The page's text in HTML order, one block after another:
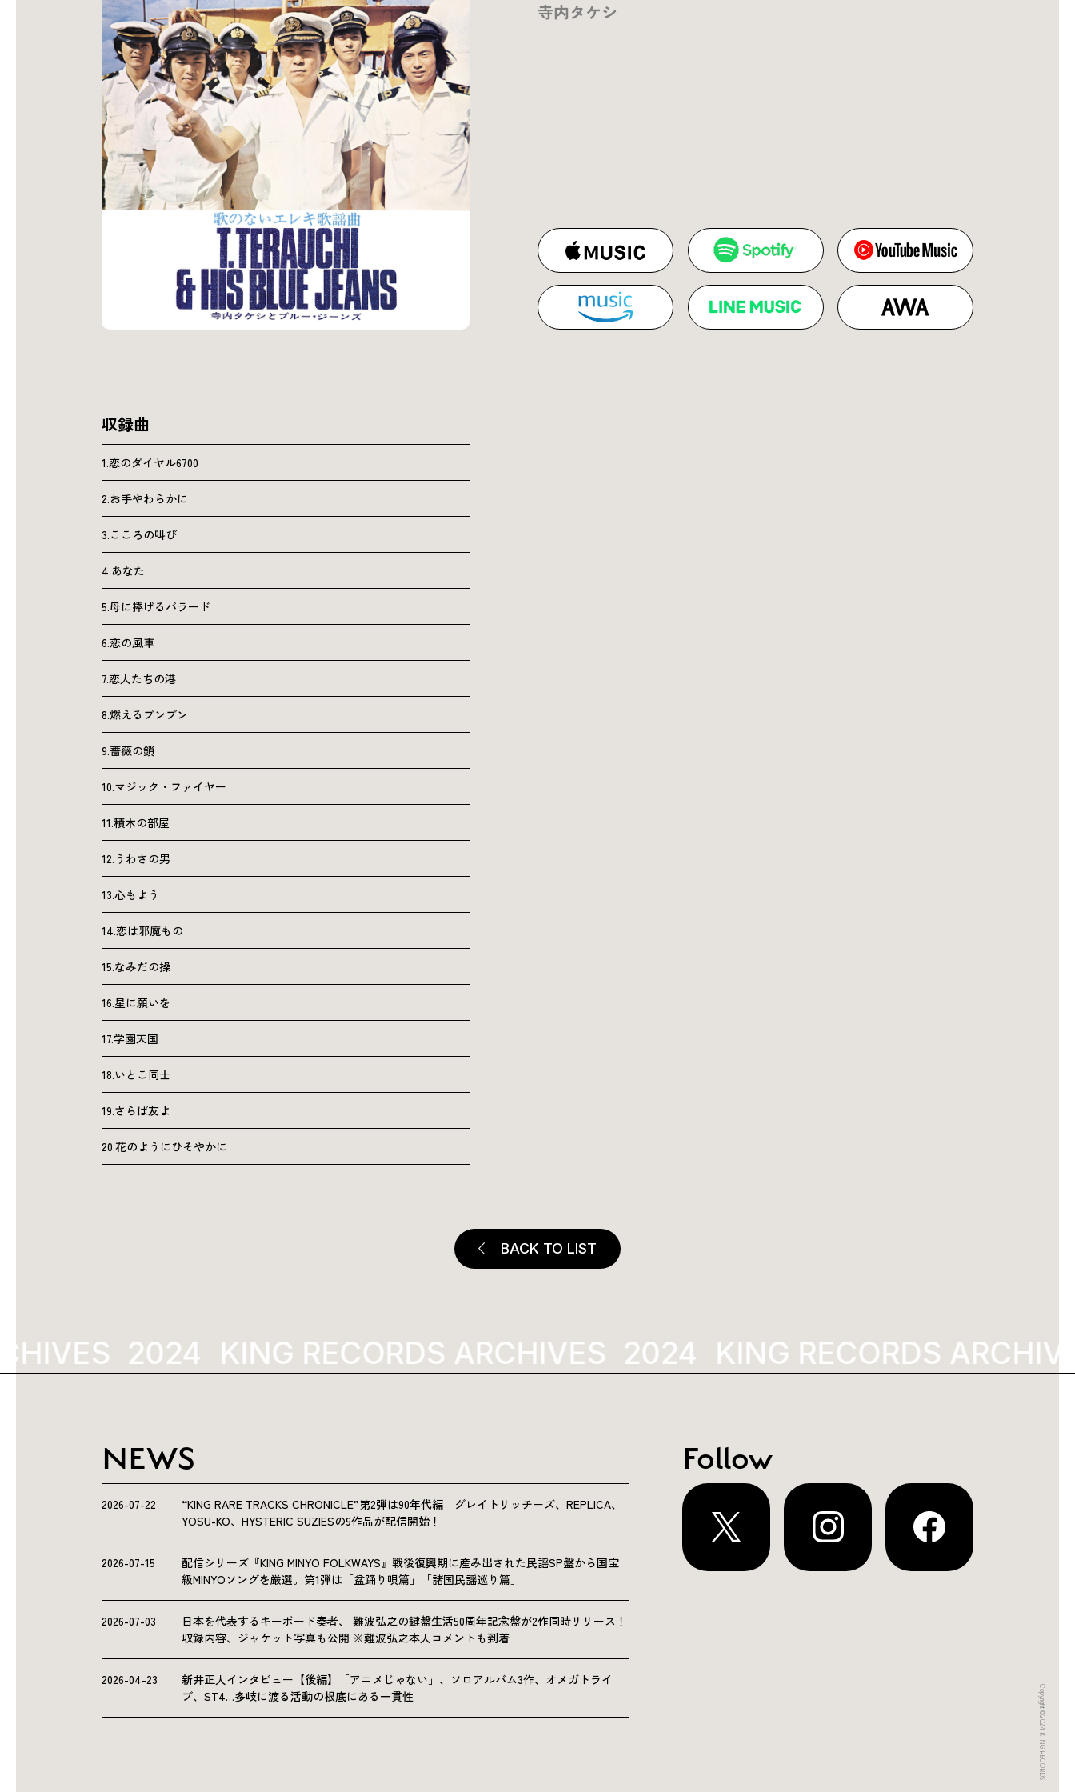
寺内タケシ
収録曲
1.恋のダイヤル6700
2.お手やわらかに
3.こころの叫び
4.あなた
5.母に捧げるバラード
6.恋の風車
7.恋人たちの港
8.燃えるブンブン
9.薔薇の鎖
10.マジック・ファイヤー
11.積木の部屋
12.うわさの男
13.心もよう
14.恋は邪魔もの
15.なみだの操
16.星に願いを
17.学園天国
18.いとこ同士
19.さらば友よ
20.花のようにひそやかに
BACK TO LIST
2024 KING RECORDS ARCHIVES 2024 KING RECORDS ARCHIVES
NEWS
2026-07-22
“KING RARE TRACKS CHRONICLE”第2弾は90年代編 グレイトリッチーズ、REPLICA、
YOSU-KO、HYSTERIC SUZIESの9作品が配信開始！
2026-07-15
配信シリーズ『KING MINYO FOLKWAYS』戦後復興期に産み出された民謡SP盤から国宝
級MINYOソングを厳選。第1弾は「盆踊り唄篇」「諸国民謡巡り篇」
2026-07-03
日本を代表するキーボード奏者、 難波弘之の鍵盤生活50周年記念盤が2作同時リリース！
収録内容、ジャケット写真も公開 ※難波弘之本人コメントも到着
2026-04-23
新井正人インタビュー【後編】「アニメじゃない」、ソロアルバム3作、オメガトライ
ブ、ST4…多岐に渡る活動の根底にある一貫性
Follow
Copyright ©2024 KING RECORDS